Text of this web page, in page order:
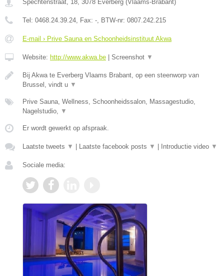
Spechtenstraat, 18, 3078 Everberg (Vlaams-Brabant)
Tel: 0468.24.39.24, Fax: -, BTW-nr: 0807.242.215
E-mail › Prive Sauna en Schoonheidsinstituut Akwa
Website: http://www.akwa.be Screenshot ▼
Bij Akwa te Everberg Vlaams Brabant, op een steenworp van
Brussel, vindt u ▼
Prive Sauna, Wellness, Schoonheidssalon, Massagestudio,
Nagelstudio, ▼
Er wordt gewerkt op afspraak.
Laatste tweets ▼ Laatste facebook posts ▼ Introductie video ▼
Sociale media: